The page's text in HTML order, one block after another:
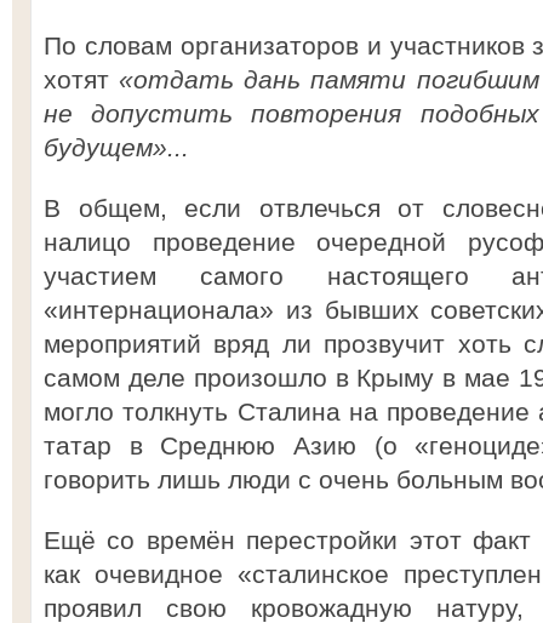
По словам организаторов и
хотят«отдать дань памяти
не допустить повторения
будущем»...
В общем, если отвлечься от
налицо проведение очередной
участием самого настоящего
«интернационала» из бывших
мероприятий вряд ли прозвучит хоть
самом деле произошло в Крыму в мае
могло толкнуть Сталина на
татар в Среднюю Азию (о
говорить лишь люди с очень больным
Ещё со времён перестройки этот факт
как очевидное «сталинское
проявил свою кровожадную